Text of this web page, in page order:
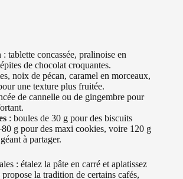
: tablette concassée, pralinoise en
de chocolat croquantes.
noix de pécan, caramel en morceaux,
une texture plus fruitée.
de cannelle ou de gingembre pour
: boules de 30 g pour des biscuits
g pour des maxi cookies, voire 120 g
à partager.
: étalez la pâte en carré et aplatissez
la tradition de certains cafés,